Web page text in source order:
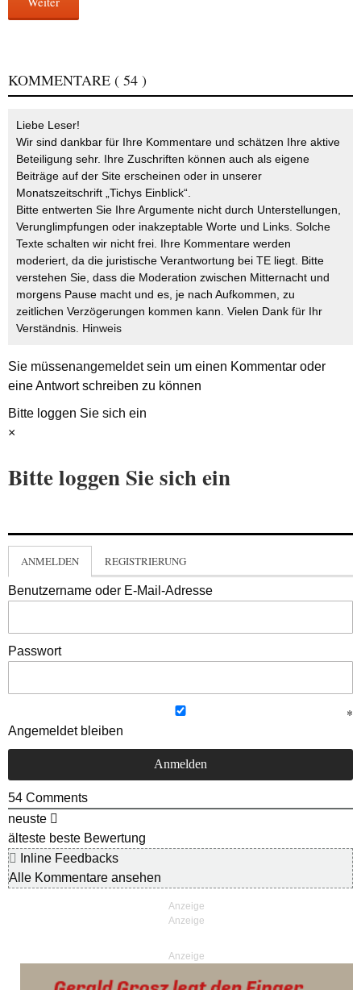
KOMMENTARE ( 54 )
Liebe Leser!
Wir sind dankbar für Ihre Kommentare und schätzen Ihre aktive
Beteiligung sehr. Ihre Zuschriften können auch als eigene
Beiträge auf der Site erscheinen oder in unserer
Monatszeitschrift „Tichys Einblick“.
Bitte entwerten Sie Ihre Argumente nicht durch Unterstellungen,
Verunglimpfungen oder inakzeptable Worte und Links. Solche
Texte schalten wir nicht frei. Ihre Kommentare werden
moderiert, da die juristische Verantwortung bei TE liegt. Bitte
verstehen Sie, dass die Moderation zwischen Mitternacht und
morgens Pause macht und es, je nach Aufkommen, zu
zeitlichen Verzögerungen kommen kann. Vielen Dank für Ihr
Verständnis. Hinweis
Sie müssenangemeldetsein um einen Kommentar oder
eine Antwort schreiben zu können
Bitte loggen Sie sich ein
×
Bitte loggen Sie sich ein
ANMELDEN REGISTRIERUNG
Benutzername oder E-Mail-Adresse
Passwort
Angemeldet bleiben
54 Comments
neuste
älteste beste Bewertung
Inline Feedbacks
Alle Kommentare ansehen
Anzeige